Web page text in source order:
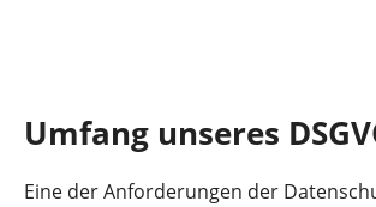
Umfang unseres
Eine der Anforderungen der